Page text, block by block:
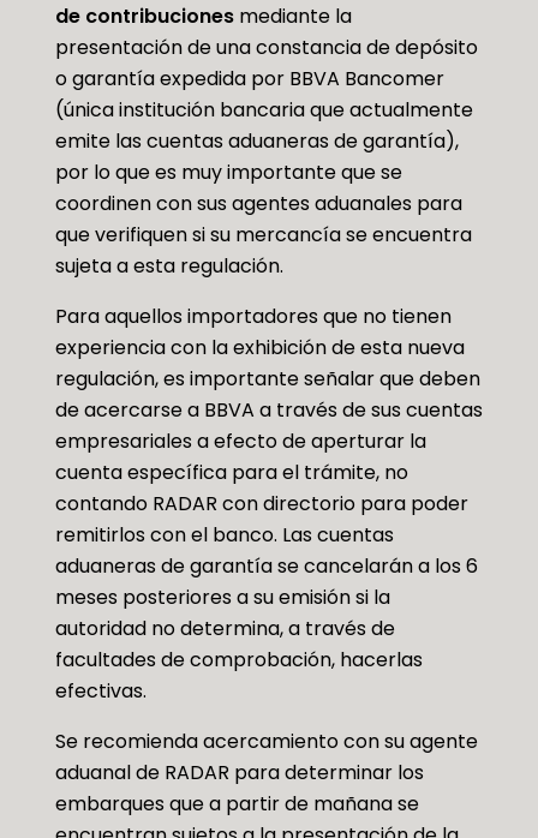
de contribucionesmediante la
presentación de una constancia de depósito
o garantía expedida por BBVA Bancomer
(única institución bancaria que actualmente
emite las cuentas aduaneras de garantía),
por lo que es muy importante que se
coordinen con sus agentes aduanales para
que verifiquen si su mercancía se encuentra
sujeta a esta regulación.
Para aquellos importadores que no tienen
experiencia con la exhibición de esta nueva
regulación, es importante señalar que deben
de acercarse a BBVA a través de sus cuentas
empresariales a efecto de aperturar la
cuenta específica para el trámite, no
contando RADAR con directorio para poder
remitirlos con el banco. Las cuentas
aduaneras de garantía se cancelarán a los 6
meses posteriores a su emisión si la
autoridad no determina, a través de
facultades de comprobación, hacerlas
efectivas.
Se recomienda acercamiento con su agente
aduanal de RADAR para determinar los
embarques que a partir de mañana se